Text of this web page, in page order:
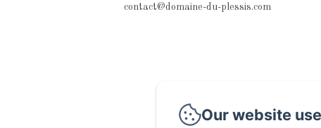
contact@domaine-du-plessis.com
Our website